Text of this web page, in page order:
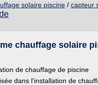
solaire piscine / capteur
chauffage solaire
de chauffage de piscine
dans l'installation de